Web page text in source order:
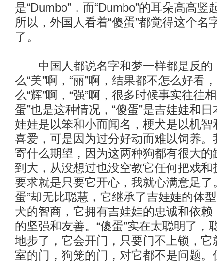
是“Dumbo”，而“Dumbo”的耳朵高高竖
所以，外国人看着“傻蛋”都觉得这个名
了。
中国人都说名字和梦一样都是反的
么“美”啊，“丽”啊，结果都不怎么好看
么“辉”啊，“强”啊，很多时候事实往往
蛋”也是这种情况，“傻蛋”是吉娃娃和
娃娃是以笨和小而闻名，梗犬是以机智
喜爱，可是因为过分好动而难以饲养。
寄什么期望，因为这两种狗都有很大的
到大，从没想过也没空教它任何把戏和
要求就是只要它开心，我就心满意足了
蛋”却无比聪慧，它继承了吉娃娃的体
犬的智商，它拥有吉娃娃的忠诚和依赖
的坚强和友善。“傻蛋”实在太聪明了，
地步了，它会开门，只要门不上锁，它
室的门，狗笼的门，对它都不是问题。